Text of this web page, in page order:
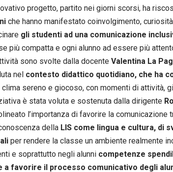
progetto, partito nei giorni scorsi, ha
che hanno manifestato coinvolgimento,
gli studenti ad una comunicazione
più compatta e ogni alunno ad essere più
sono svolte dalla docente Valentina La
nel contesto didattico quotidiano, che ha
clima sereno e giocoso, con momenti di attività,
è stata voluta e sostenuta dalla dirigente
l’importanza di favorire la
della LIS come lingua e cultura, di
per rendere la classe un ambiente realmente
e soprattutto negli alunni competenze
a ⁠favorire il processo comunicativo degli